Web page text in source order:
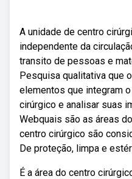
A unidade de centro
independente da
transito de pessoas e
Pesquisa qualitativa que
elementos que integram
cirúrgico e analisar suas
Webquais são as áreas
centro cirúrgico são
De proteção, limpa e
É a área do centro